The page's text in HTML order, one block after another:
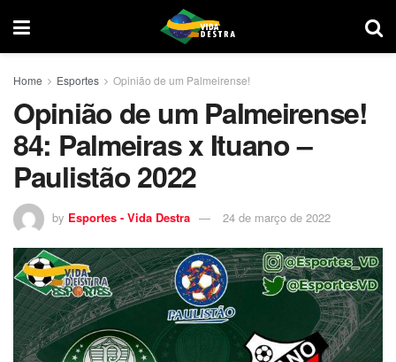
Home Esportes Opinião de um Palmeirense!
Opinião de um Palmeirense!
84: Palmeiras x Ituano –
Paulistão 2022
by Esportes - Vida Destra 24 de março de 2022